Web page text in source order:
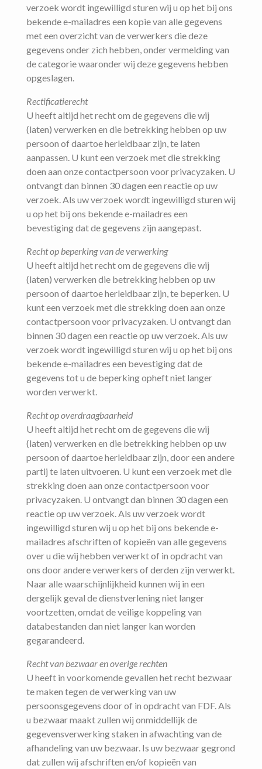
verzoek wordt ingewilligd sturen wij u op het bij ons
bekende e-mailadres een kopie van alle gegevens
met een overzicht van de verwerkers die deze
gegevens onder zich hebben, onder vermelding van
de categorie waaronder wij deze gegevens hebben
opgeslagen.
Rectificatierecht
U heeft altijd het recht om de gegevens die wij
(laten) verwerken en die betrekking hebben op uw
persoon of daartoe herleidbaar zijn, te laten
aanpassen. U kunt een verzoek met die strekking
doen aan onze contactpersoon voor privacyzaken. U
ontvangt dan binnen 30 dagen een reactie op uw
verzoek. Als uw verzoek wordt ingewilligd sturen wij
u op het bij ons bekende e-mailadres een
bevestiging dat de gegevens zijn aangepast.
Recht op beperking van de verwerking
U heeft altijd het recht om de gegevens die wij
(laten) verwerken die betrekking hebben op uw
persoon of daartoe herleidbaar zijn, te beperken. U
kunt een verzoek met die strekking doen aan onze
contactpersoon voor privacyzaken. U ontvangt dan
binnen 30 dagen een reactie op uw verzoek. Als uw
verzoek wordt ingewilligd sturen wij u op het bij ons
bekende e-mailadres een bevestiging dat de
gegevens tot u de beperking opheft niet langer
worden verwerkt.
Recht op overdraagbaarheid
U heeft altijd het recht om de gegevens die wij
(laten) verwerken en die betrekking hebben op uw
persoon of daartoe herleidbaar zijn, door een andere
partij te laten uitvoeren. U kunt een verzoek met die
strekking doen aan onze contactpersoon voor
privacyzaken. U ontvangt dan binnen 30 dagen een
reactie op uw verzoek. Als uw verzoek wordt
ingewilligd sturen wij u op het bij ons bekende e-
mailadres afschriften of kopieën van alle gegevens
over u die wij hebben verwerkt of in opdracht van
ons door andere verwerkers of derden zijn verwerkt.
Naar alle waarschijnlijkheid kunnen wij in een
dergelijk geval de dienstverlening niet langer
voortzetten, omdat de veilige koppeling van
databestanden dan niet langer kan worden
gegarandeerd.
Recht van bezwaar en overige rechten
U heeft in voorkomende gevallen het recht bezwaar
te maken tegen de verwerking van uw
persoonsgegevens door of in opdracht van FDF. Als
u bezwaar maakt zullen wij onmiddellijk de
gegevensverwerking staken in afwachting van de
afhandeling van uw bezwaar. Is uw bezwaar gegrond
dat zullen wij afschriften en/of kopieën van